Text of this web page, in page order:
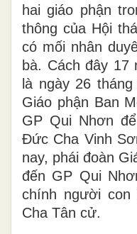
hai giáo phận
thông của Hội
có mối nhân
bà. Cách đây 17
là ngày 26
Giáo phận Ban
GP Qui Nhơn
Đức Cha Vinh
nay, phái đoàn
đến GP Qui
chính người
Cha Tân cử.